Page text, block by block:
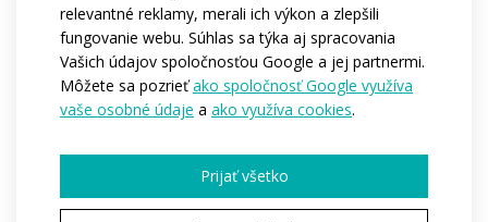
relevantné reklamy, merali ich výkon a zlepšili
fungovanie webu. Súhlas sa týka aj spracovania
Vašich údajov spoločnosťou Google a jej partnermi.
Môžete sa pozrieťako spoločnosť Google využíva
vaše osobné údaje a ako využíva cookies.
Prijať všetko
Zatíaľ nemám predstavu
Chcete nám povedať ďalšie podrobnosti?